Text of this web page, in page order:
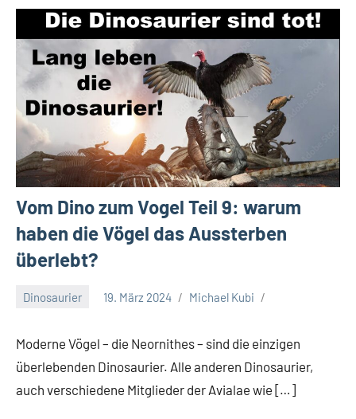
Vom Dino zum Vogel Teil 9: warum
haben die Vögel das Aussterben
überlebt?
Dinosaurier 19. März 2024 Michael Kubi
Moderne Vögel – die Neornithes – sind die einzigen
überlebenden Dinosaurier. Alle anderen Dinosaurier,
auch verschiedene Mitglieder der Avialae wie […]